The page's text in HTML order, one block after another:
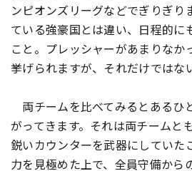
ンピオンズリーグなどでぎりぎり
ている強豪国とは違い、日程的に
こと。プレッシャーがあまりなか
挙げられますが、それだけではな
両チームを比べてみるとあるひ
がってきます。それは両チームと
鋭いカウンターを武器にしていた
力を見極めた上で、全員守備から